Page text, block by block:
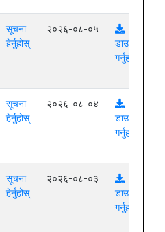
सूचना
हेर्नुहोस्
२०२६-०८-०५
डाउनलोड
गर्नुहोस्
सूचना
हेर्नुहोस्
२०२६-०८-०४
डाउनलोड
गर्नुहोस्
सूचना
हेर्नुहोस्
२०२६-०८-०३
डाउनलोड
गर्नुहोस्